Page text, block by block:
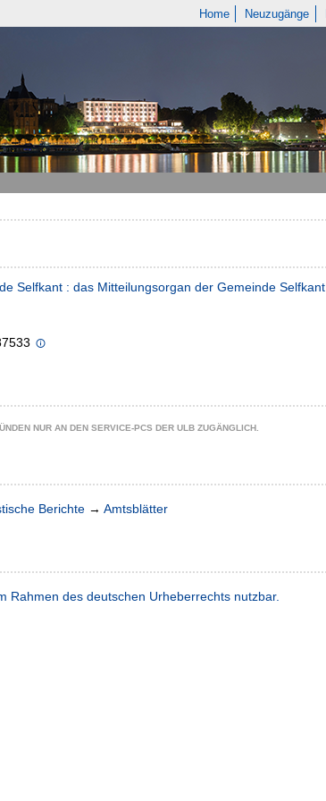
Home Neuzugänge
Selfkant : das Mitteilungsorgan der Gemeinde Selfkant
NUR AN DEN SERVICE-PCS DER ULB ZUGÄNGLICH.
Berichte → Amtsblätter
Rahmen des deutschen Urheberrechts nutzbar.